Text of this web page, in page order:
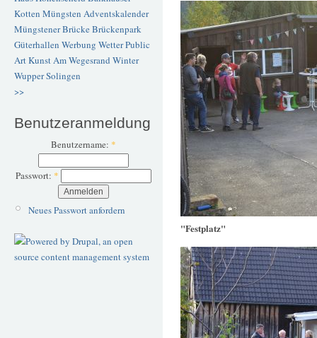
Kotten Müngsten Adventskalender
Müngstener BrückeBrückenpark
Güterhallen Werbung WetterPublic
ArtKunstAm Wegesrand Winter
WupperSolingen
>>
Benutzeranmeldung
Benutzername: *
Passwort: *
Neues Passwort anfordern
"Festplatz"